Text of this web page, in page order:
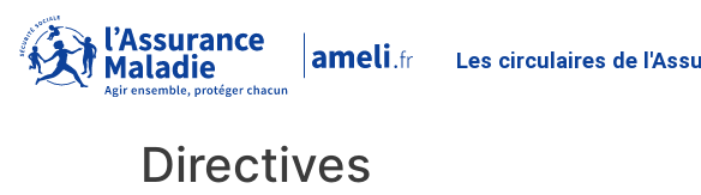
Les circulaires de
Directives